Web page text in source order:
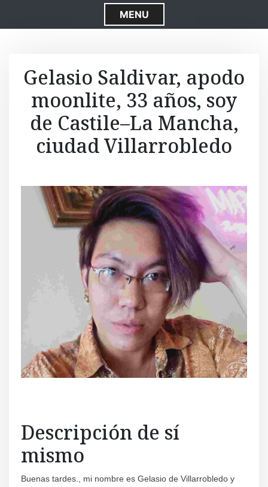
S
k
o
c
o
t
e
MENU
Gelasio Saldivar, apodo
moonlite, 33 años, soy
de Castile–La Mancha,
ciudad Villarrobledo
Descripción de sí
mismo
Buenas tardes., mi nombre es Gelasio de Villarrobledo y